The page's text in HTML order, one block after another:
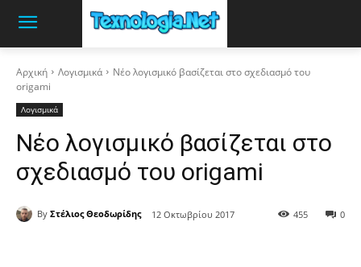
Αρχική Λογισμικά
Νέο λογισμικό βασίζεται στο σχεδιασμό του
origami
Λογισμικά
Νέο λογισμικό βασίζεται στο
σχεδιασμό του origami
By Στέλιος Θεοδωρίδης 12 Οκτωβρίου 2017 0
455